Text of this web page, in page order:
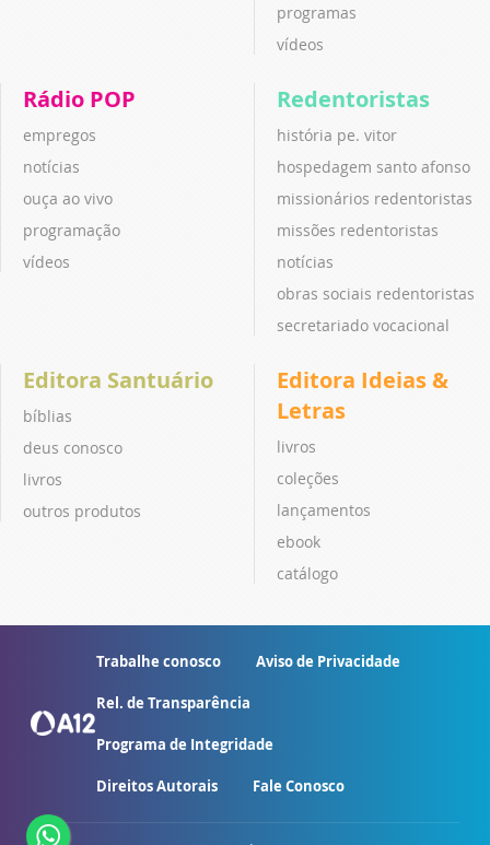
programas
vídeos
Rádio POP
empregos
notícias
ouça ao vivo
programação
vídeos
Redentoristas
história pe. vitor
hospedagem santo afonso
missionários redentoristas
missões redentoristas
notícias
obras sociais redentoristas
secretariado vocacional
Editora Santuário
bíblias
deus conosco
livros
outros produtos
Editora Ideias &
Letras
livros
coleções
lançamentos
ebook
catálogo
Trabalhe conosco Aviso de Privacidade
Rel. de Transparência
Programa de Integridade
Direitos Autorais Fale Conosco